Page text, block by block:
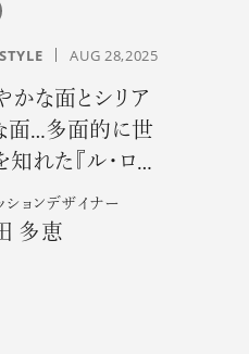
AUG 28,2025
かな面とシリア
面…多面的に世
知れた『ル・ロ
での３年間―
ションデザイナー
多恵